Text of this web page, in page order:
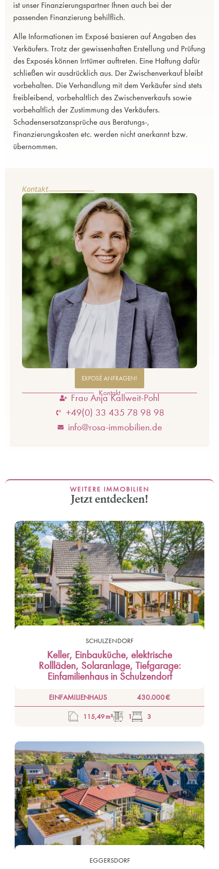
ist unser Finanzierungspartner Ihnen auch bei der
passenden Finanzierung behilflich.
Alle Informationen im Exposé basieren auf Angaben des
Verkäufers. Trotz der gewissenhaften Erstellung und Prüfung
des Exposés können Irrtümer auftreten. Eine Haftung dafür
schließen wir ausdrücklich aus. Der Zwischenverkauf bleibt
vorbehalten. Die Verhandlung mit dem Verkäufer sind stets
freibleibend, vorbehaltlich des Zwischenverkaufs sowie
vorbehaltlich der Zustimmung des Verkäufers.
Schadensersatzansprüche aus Beratungs-,
Finanzierungskosten etc. werden nicht anerkannt bzw.
übernommen.
Kontakt
EXPOSÈ ANFRAGEN!
Kontakt
Frau Anja Kallweit-Pohl
+49(0) 33 435 78 98 98
info@rosa-immobilien.de
WEITERE IMMOBILIEN
Jetzt entdecken!
SCHULZENDORF
Keller, Einbauküche, elektrische
Rollläden, Solaranlage, Tiefgarage:
Einfamilienhaus in Schulzendorf
EINFAMILIENHAUS 430.000 €
115,49 m² 1 3
EGGERSDORF